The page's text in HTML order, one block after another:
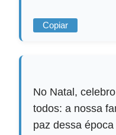
Copiar
No Natal,
todos: a nossa
paz dessa